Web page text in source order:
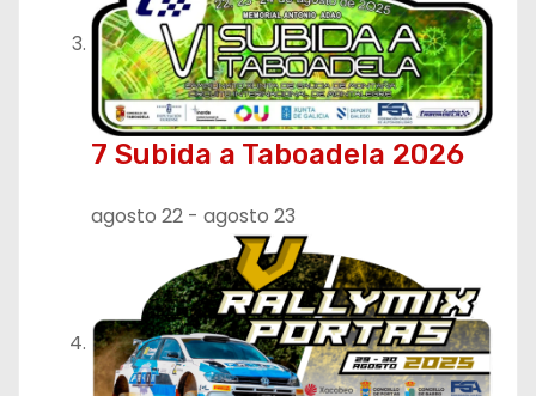
7 Subida a Taboadela 2026
agosto 22 - agosto 23